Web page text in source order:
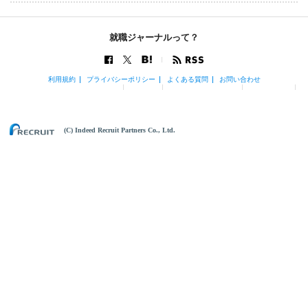
就職ジャーナルって？
利用規約 プライバシーポリシー よくある質問 お問い合わせ
(C) Indeed Recruit Partners Co., Ltd.